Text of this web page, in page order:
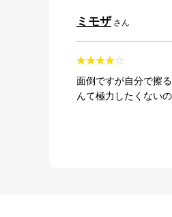
ミモザ さん
面倒ですが自分で擦
んて極力したくない